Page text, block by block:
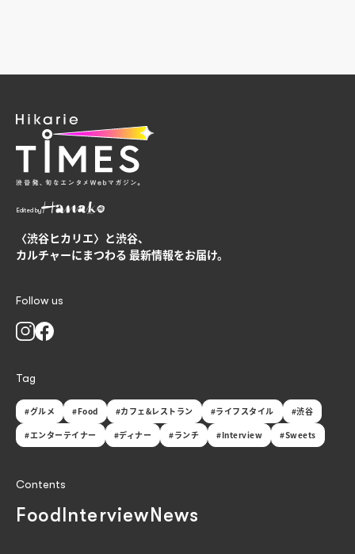
Edited by
〈渋谷ヒカリエ〉と渋谷、
カルチャーにまつわる 最新情報をお届け。
Follow us
Tag
#グルメ #Food #カフェ&レストラン #ライフスタイル
#渋谷
#エンターテイナー
#ディナー #ランチ #Interview #Sweets
Contents
Food Interview News